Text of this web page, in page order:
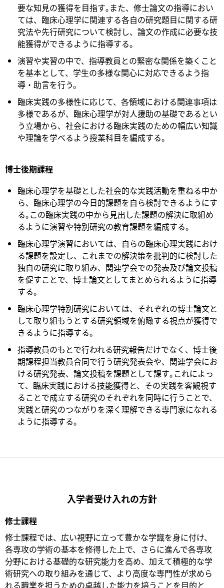
要な知見の獲得を目指す｡また、修士論文の指導におい
ては、臨床心理学に関連する各自の研究題目に関する研
究法や先行研究について検討し、論文の作成に必要な技
能獲得ができるように指導する。
演習や実習の中で、指導教員との緊密な関係を築くこと
を基本として、学生の多様な関心に対応できるよう指
導・助言を行う。
臨床実践の多様性に応じて、各領域における関連事項は
多様であるが、臨床心理学が対人援助の基礎であるとい
う立場から、社会における臨床実践のための幅広い知識
や理論を学べるよう授業科目を編成する。
博士後期課程
臨床心理学を基礎とした社会的な実践活動を重ねる中か
ら、臨床心理学の今日的課題を自ら検討できるようにす
る｡この臨床実践の中から見出した課題の解決に取組め
るように演習や特別研究の教育課題を編成する。
臨床心理学演習においては、自らの臨床心理実践におけ
る課題を設定し、これまでの解決策を批判的に検討した
独自の研究に取り組み、関連学会での発表及び論文投稿
を促すことで、博士論文としてまとめられるように指導
する。
臨床心理学特別研究においては、それぞれの博士論文と
して取り組もうとする研究領域を俯瞰する視点が獲得で
きるように指導する。
指導教員のもとで行われる研究報告だけでなく、博士後
期課程担当教員合同で行う研究発表会や、関連学会にお
ける研究発表、論文投稿を課題として課す｡これによっ
て、臨床実践における技能獲得と、その実践を客観視す
ることで成立する研究のそれぞれを同時に行うことで、
実践と研究のつながりを深く理解できる専門家になれる
ように指導する。
入学者受け入れの方針
修士課程
修士課程では、広い視野に立って豊かな学識を身に付け、
各専攻の学術の基本を修得した上で、さらに進んで各専攻
分野における基礎的な研究能力を高め、加えて積極的な学
術研究への取り組みを通じて、より高度な専門性が求めら
れる職業を担うための卓越した能力を培うことを目的と